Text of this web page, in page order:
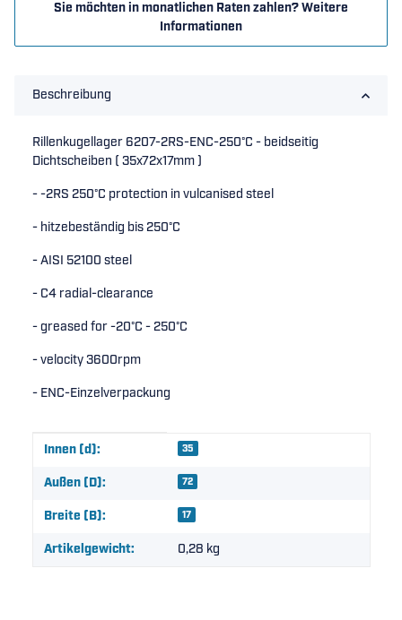
Sie möchten in monatlichen Raten zahlen?Weitere
Informationen
Beschreibung
Rillenkugellager 6207-2RS-ENC-250°C - beidseitig
Dichtscheiben ( 35x72x17mm )
- -2RS 250°C protection in vulcanised steel
- hitzebeständig bis 250°C
- AISI 52100 steel
- C4 radial-clearance
- greased for -20°C - 250°C
- velocity 3600rpm
- ENC-Einzelverpackung
Produkteigenschaft
Wert
Innen (d): 35
Außen (D): 72
Breite (B): 17
Artikelgewicht: 0,28 kg